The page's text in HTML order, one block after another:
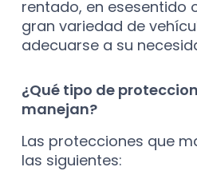
rentado, en esesentido
gran variedad de
adecuarse a su
¿Qué tipo de
manejan?
Las protecciones que
las siguientes: